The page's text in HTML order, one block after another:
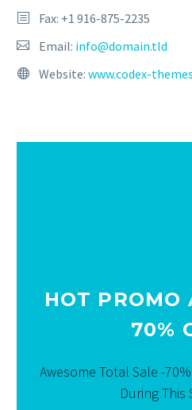
Fax: +1 916-875-2235
Email: info@domain.tld
Website: www.codex-
HOT PROMO
70%
Awesome Total Sale -
During This